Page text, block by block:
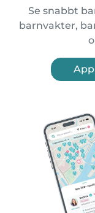
Se snabbt
barnvakter,